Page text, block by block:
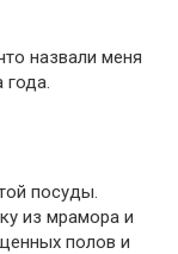
назвали меня
года.
посуды.
из мрамора и
полов и